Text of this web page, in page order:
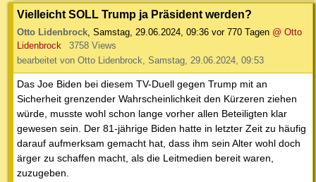
Vielleicht SOLL Trump ja Präsident werden?
Otto Lidenbrock, Samstag, 29.06.2024, 09:36 vor 770 Tagen @ Otto
Lidenbrock
3758 Views
bearbeitet von Otto Lidenbrock, Samstag, 29.06.2024, 09:53
Das Joe Biden bei diesem TV-Duell gegen Trump mit an
Sicherheit grenzender Wahrscheinlichkeit den Kürzeren ziehen
würde, musste wohl schon lange vorher allen Beteiligten klar
gewesen sein. Der 81-jährige Biden hatte in letzter Zeit zu häufig
darauf aufmerksam gemacht hat, dass ihm sein Alter wohl doch
ärger zu schaffen macht, als die Leitmedien bereit waren,
zuzugeben.